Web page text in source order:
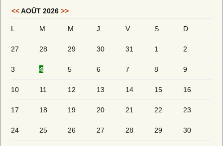
<<AOÛT 2026 >>
L M M J V S D
27 28 29 30 31 1 2
3 4 5 6 7 8 9
10 11 12 13 14 15 16
17 18 19 20 21 22 23
24 25 26 27 28 29 30